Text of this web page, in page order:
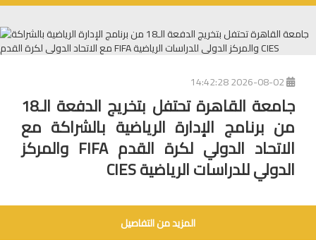
جامعة القاهرة تحتفل بتخريج الدفعة الـ18
من برنامج الإدارة الرياضية بالشراكة مع
الاتحاد الدولي لكرة القدم FIFA والمركز
الدولي للدراسات الرياضية CIES
المزيد من التفاصيل